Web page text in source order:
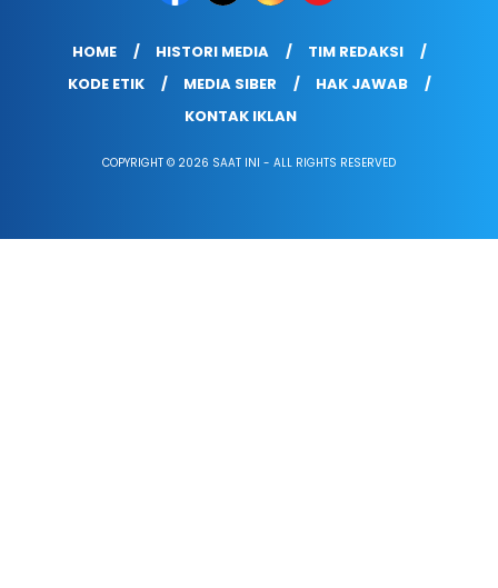
HOME HISTORI MEDIA
TIM REDAKSI
KODE ETIK
MEDIA SIBER
HAK JAWAB
KONTAK IKLAN
COPYRIGHT © 2026 SAAT INI - ALL RIGHTS RESERVED